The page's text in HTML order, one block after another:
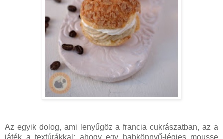
Az egyik dolog, ami lenyűgöz a francia cukrászatban, az a
játék a textúrákkal: ahogy egy habkönnyű-légies mousse